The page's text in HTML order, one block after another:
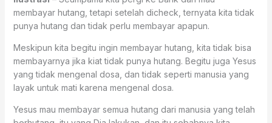
membayar hutang, tetapi setelah dicheck, ternyata kita tidak
punya hutang dan tidak perlu membayar apapun.
Meskipun kita begitu ingin membayar hutang, kita tidak bisa
membayarnya jika kiat tidak punya hutang. Begitu juga Yesus
yang tidak mengenal dosa, dan tidak seperti manusia yang
layak untuk mati karena mengenal dosa.
Yesus mau membayar semua hutang dari manusia yang telah